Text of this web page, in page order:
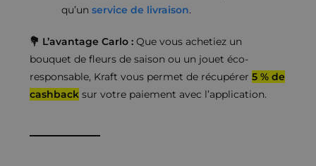
qu’unservice de livraison.
💐 L’avantage Carlo : Que vous achetiez un
bouquet de fleurs de saison ou un jouet éco-
responsable, Kraft vous permet de récupérer5 % de
cashback sur votre paiement avec l’application.